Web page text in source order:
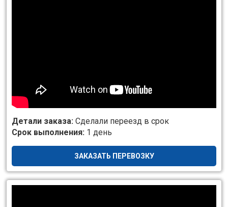
Детали заказа: Сделали переезд в срок
Срок выполнения: 1 день
ЗАКАЗАТЬ ПЕРЕВОЗКУ